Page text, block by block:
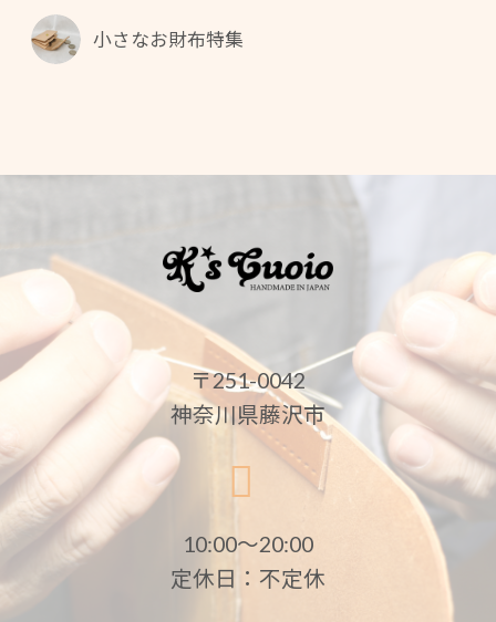
小さなお財布特集
〒251-0042
神奈川県藤沢市
10:00〜20:00
定休日：不定休